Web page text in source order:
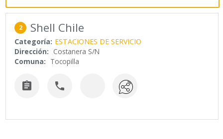
2 Shell Chile
Categoría: ESTACIONES DE SERVICIO
Dirección: Costanera S/N
Comuna: Tocopilla
 